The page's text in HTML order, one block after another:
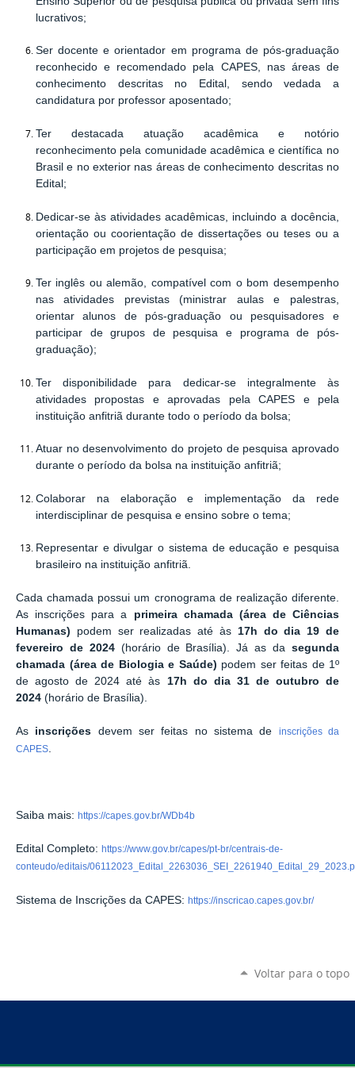
lucrativos;
Ser docente e orientador em programa de pós-graduação
reconhecido e recomendado pela CAPES, nas áreas de
conhecimento descritas no Edital, sendo vedada a
candidatura por professor aposentado;
Ter destacada atuação acadêmica e notório
reconhecimento pela comunidade acadêmica e científica no
Brasil e no exterior nas áreas de conhecimento descritas no
Edital;
Dedicar-se às atividades acadêmicas, incluindo a docência,
orientação ou coorientação de dissertações ou teses ou a
participação em projetos de pesquisa;
Ter inglês ou alemão, compatível com o bom desempenho
nas atividades previstas (ministrar aulas e palestras,
orientar alunos de pós-graduação ou pesquisadores e
participar de grupos de pesquisa e programa de pós-
graduação);
Ter disponibilidade para dedicar-se integralmente às
atividades propostas e aprovadas pela CAPES e pela
instituição anfitriã durante todo o período da bolsa;
Atuar no desenvolvimento do projeto de pesquisa aprovado
durante o período da bolsa na instituição anfitriã;
Colaborar na elaboração e implementação da rede
interdisciplinar de pesquisa e ensino sobre o tema;
Representar e divulgar o sistema de educação e pesquisa
brasileiro na instituição anfitriã.
Cada chamada possui um cronograma de realização diferente.
As inscrições para a primeira chamada(área de Ciências
Humanas) podem ser realizadas até às 17h do dia 19 de
fevereiro de 2024 (horário de Brasília). Já as dasegunda
chamada (área de Biologia e Saúde) podem ser feitas de 1º
de agosto de 2024 até às 17h do dia 31 de outubro de
2024 (horário de Brasília).
As inscrições devem ser feitas nosistema de inscrições da
CAPES
Saiba mais: https://capes.gov.br/WDb4b
Edital Completo: https://www.gov.br/capes/pt-br/centrais-de-
conteudo/editais/
Sistema de Inscrições da CAPES: https://inscricao.capes.gov.br/
Voltar para o topo